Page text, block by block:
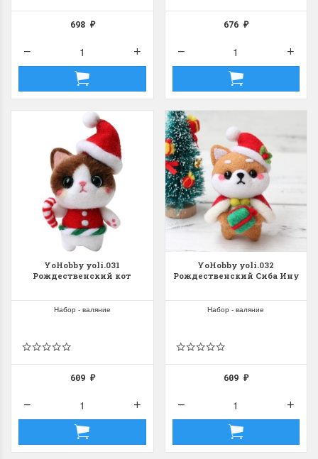
698 ₽ 676₽
YoHobby yoli.031
Рождественский кот
Набор - валяние
609 ₽
YoHobby yoli.032
Рождественский Сиба Ину
Набор - валяние
609₽